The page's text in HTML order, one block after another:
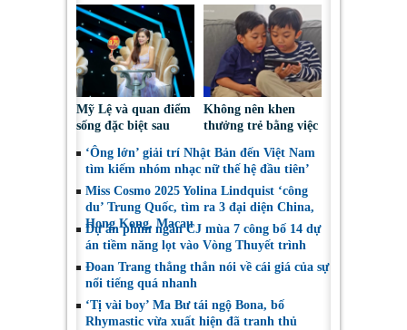
đại diện mới tranh
tài Miss Cosmo 2026
Mỹ Lệ và quan điểm
sống đặc biệt sau
nhiều năm làm nghề
Không nên khen
thưởng trẻ bằng việc
thoại
‘Ông lớn’ giải trí Nhật Bản đến Việt Nam
tìm kiếm nhóm nhạc nữ thế hệ đầu tiên’
Miss Cosmo 2025 Yolina Lindquist ‘công
du’ Trung Quốc, tìm ra 3 đại diện China,
Hong Kong, Macau
Dự án phim ngắn CJ mùa 7 công bố 14 dự
án tiềm năng lọt vào Vòng Thuyết trình
Đoan Trang thẳng thắn nói về cái giá của sự
nổi tiếng quá nhanh
‘Tị vài boy’ Ma Bư tái ngộ Bona, bố
Rhymastic vừa xuất hiện đã tranh thủ